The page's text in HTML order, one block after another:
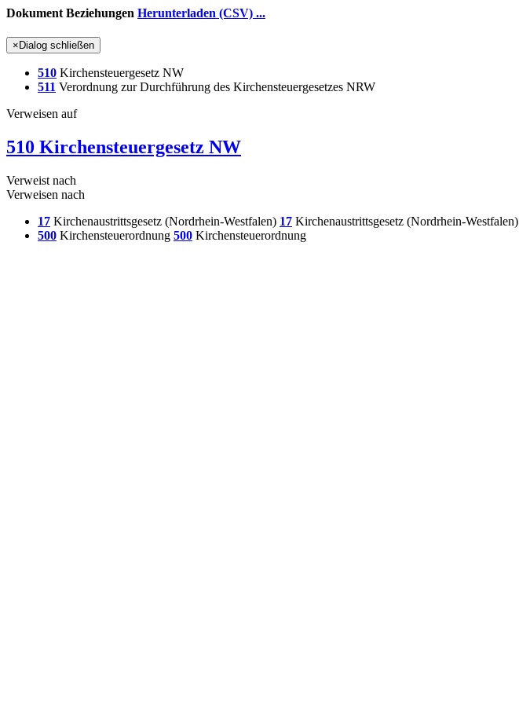
Dokument Beziehungen Herunterladen (CSV) ...
× Dialog schließen
510 Kirchensteuergesetz NW
511 Verordnung zur Durchführung des Kirchensteuergesetzes NRW
Verweisen auf
510 Kirchensteuergesetz NW
Verweist nach
Verweisen nach
17 Kirchenaustrittsgesetz (Nordrhein-Westfalen) 17 Kirchenaustrittsgesetz (Nordrhein-Westfalen)
500 Kirchensteuerordnung 500 Kirchensteuerordnung